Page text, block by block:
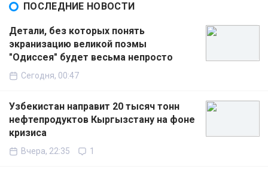
ПОСЛЕДНИЕ НОВОСТИ
Детали, без которых понять
экранизацию великой поэмы
"Одиссея" будет весьма непросто
Сегодня, 00:47
Узбекистан направит 20 тысяч тонн
нефтепродуктов Кыргызстану на фоне
кризиса
Вчера, 22:35 1